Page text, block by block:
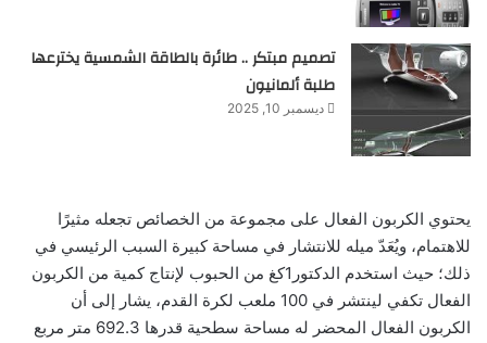
تصميم مبتكر .. طائرة بالطاقة الشمسية يخترعها
طلبة ألمانيون
ديسمبر 10, 2025
يحتوي الكربون الفعال على مجموعة من الخصائص تجعله مثيرًا
للاهتمام، ويُعَدّ ميله للانتشار في مساحة كبيرة السبب الرئيسي في
ذلك؛ حيث استخدم الدكتور1كغ من الحبوب لإنتاج كمية من الكربون
الفعال تكفي لينتشر في 100 ملعب لكرة القدم، يشار إلى أن
الكربون الفعال المحضر له مساحة سطحية قدرها 692.3 متر مربع